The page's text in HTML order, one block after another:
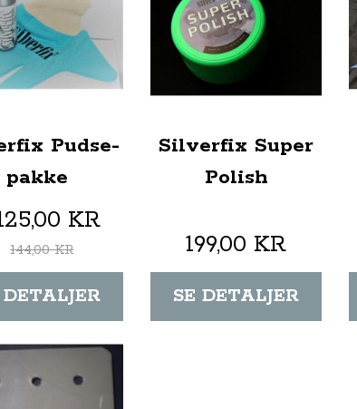
Pudse-
pakke
KR
144,00 KR
DETALJER
Silverfix Super
Polish
199,00 KR
SE DETALJER